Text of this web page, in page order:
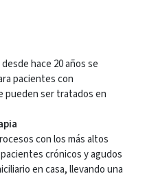
desde hace 20 años se
pacientes con
pueden ser tratados en
con los más altos
crónicos y agudos
en casa, llevando una